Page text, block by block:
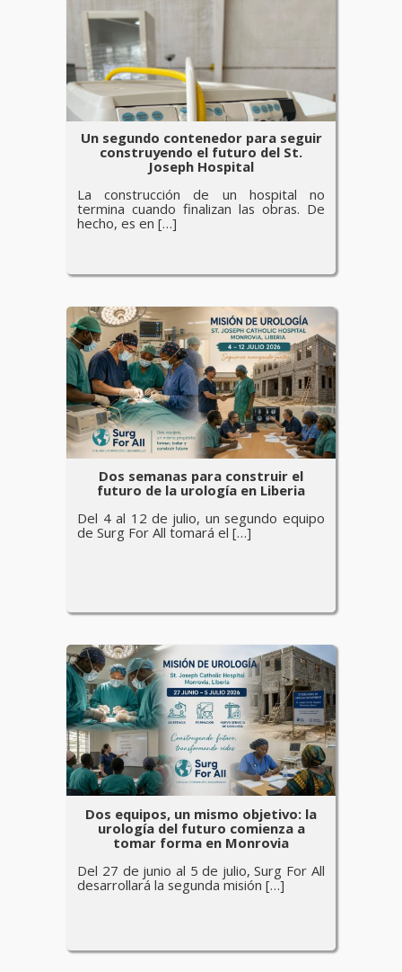
Un segundo contenedor para seguir
construyendo el futuro del St.
Joseph Hospital
La construcción de un hospital no
termina cuando finalizan las obras. De
hecho, es en […]
Dos semanas para construir el
futuro de la urología en Liberia
Del 4 al 12 de julio, un segundo equipo
de Surg For All tomará el […]
Dos equipos, un mismo objetivo: la
urología del futuro comienza a
tomar forma en Monrovia
Del 27 de junio al 5 de julio, Surg For All
desarrollará la segunda misión […]